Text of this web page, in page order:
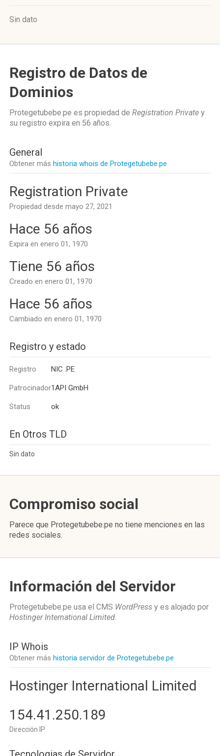
Sin dato
Registro de Datos de
Dominios
Protegetubebe.pe es propiedad de Registration Private y
su registro expira en 56 años.
General
Obtener más historia whois de Protegetubebe.pe
Registration Private
Propiedad desde mayo 27, 2021
Hace 56 años
Expira en enero 01, 1970
Tiene 56 años
Creado en enero 01, 1970
Hace 56 años
Cambiado en enero 01, 1970
Registro y estado
Registro NIC .PE
Patrocinador1API GmbH
Status ok
En Otros TLD
Sin dato
Compromiso social
Parece que Protegetubebe.pe no tiene menciones en las
redes sociales.
Información del Servidor
Protegetubebe.pe usa el CMS WordPress y es alojado por
Hostinger International Limited.
IP Whois
Obtener más historia servidor de Protegetubebe.pe
Hostinger International Limited
154.41.250.189
Dirección IP